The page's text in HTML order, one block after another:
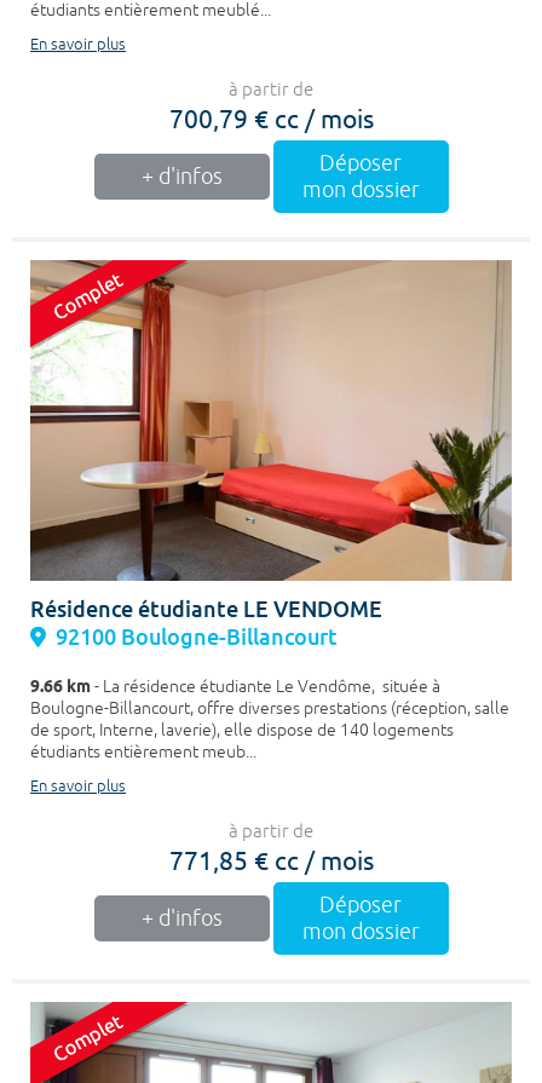
étudiants entièrement meublé...
En savoir plus
à partir de
700,79 € cc / mois
+ d'infos
Déposer
mon dossier
Résidence étudiante LE VENDOME
92100 Boulogne-Billancourt
9.66 km- La résidence étudiante Le Vendôme, située à
Boulogne-Billancourt, offre diverses prestations (réception, salle
de sport, Interne, laverie), elle dispose de 140 logements
étudiants entièrement meub...
En savoir plus
à partir de
771,85 € cc / mois
+ d'infos
Déposer
mon dossier